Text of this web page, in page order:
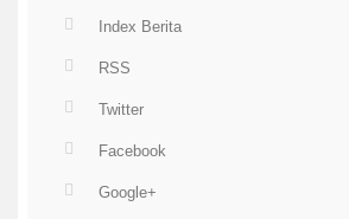
Index Berita
RSS
Twitter
Facebook
Google+